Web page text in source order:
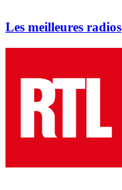
Les meilleures radios